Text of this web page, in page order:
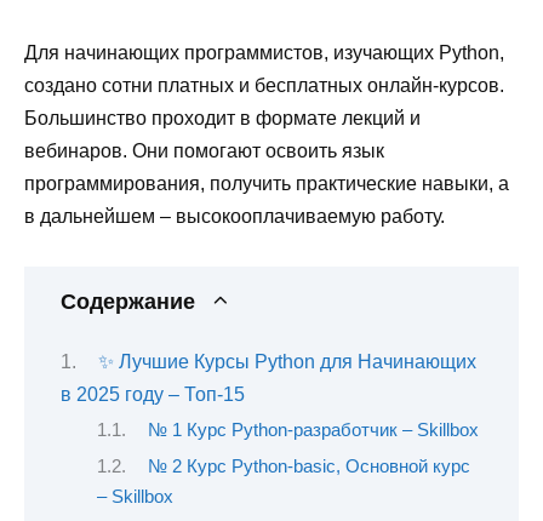
Для начинающих программистов, изучающих Python,
создано сотни платных и бесплатных онлайн-курсов.
Большинство проходит в формате лекций и
вебинаров. Они помогают освоить язык
программирования, получить практические навыки, а
в дальнейшем – высокооплачиваемую работу.
Содержание
✨ Лучшие Курсы Python для Начинающих
в 2025 году – Топ-15
№ 1 Курс Python-разработчик – Skillbox
№ 2 Курс Python-basic, Основной курс
– Skillbox